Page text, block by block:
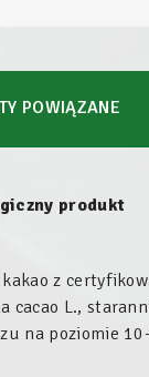
POWIĄZANE
produkt
z
cacao L.,
na poziomie